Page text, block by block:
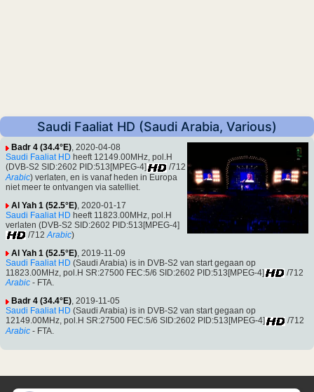
Saudi Faaliat HD (Saudi Arabia, Various)
Badr 4 (34.4°E), 2020-04-08
Saudi Faaliat HD heeft 12149.00MHz, pol.H
(DVB-S2 SID:2602 PID:513[MPEG-4]
/712
Arabic) verlaten, en is vanaf heden in Europa
niet meer te ontvangen via satelliet.
Al Yah 1 (52.5°E) , 2020-01-17
Saudi Faaliat HD heeft 11823.00MHz, pol.H
verlaten (DVB-S2 SID:2602 PID:513[MPEG-4]
/712 Arabic)
Al Yah 1 (52.5°E), 2019-11-09
Saudi Faaliat HD (Saudi Arabia) is in DVB-S2 van start gegaan op
11823.00MHz, pol.H SR:27500 FEC:5/6 SID:2602 PID:513[MPEG-4]
/712
Arabic - FTA.
Badr 4 (34.4°E), 2019-11-05
Saudi Faaliat HD (Saudi Arabia) is in DVB-S2 van start gegaan op
12149.00MHz, pol.H SR:27500 FEC:5/6 SID:2602 PID:513[MPEG-4]
/712
Arabic - FTA.